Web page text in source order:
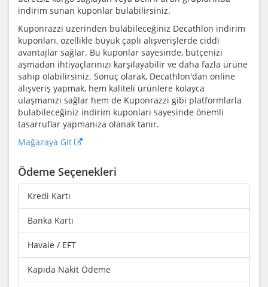
indirim sunan kuponlar bulabilirsiniz.
Kuponrazzi üzerinden bulabileceğiniz Decathlon indirim
kuponları, özellikle büyük çaplı alışverişlerde ciddi
avantajlar sağlar. Bu kuponlar sayesinde, bütçenizi
aşmadan ihtiyaçlarınızı karşılayabilir ve daha fazla ürüne
sahip olabilirsiniz. Sonuç olarak, Decathlon'dan online
alışveriş yapmak, hem kaliteli ürünlere kolayca
ulaşmanızı sağlar hem de Kuponrazzi gibi platformlarla
bulabileceğiniz indirim kuponları sayesinde önemli
tasarruflar yapmanıza olanak tanır.
Mağazaya Git
Ödeme Seçenekleri
Kredi Kartı
Banka Kartı
Havale / EFT
Kapıda Nakit Ödeme